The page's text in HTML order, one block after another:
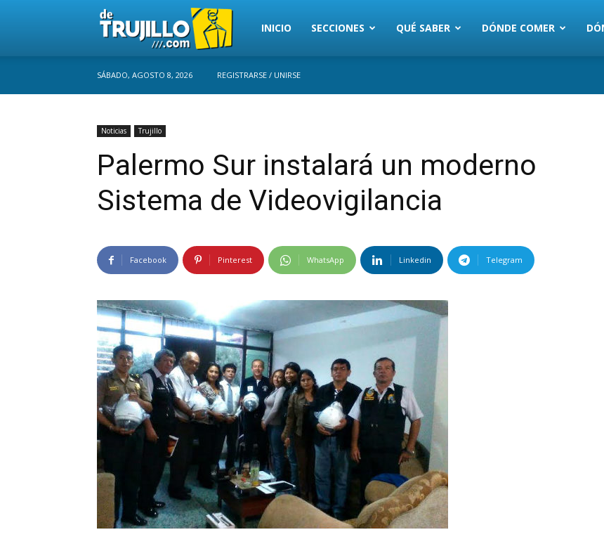
Trujillo
INICIO SECCIONES QUÉ SABER DÓNDE COMER
SÁBADO, AGOSTO 8, 2026 REGISTRARSE / UNIRSE
Noticias Trujillo
Palermo Sur instalará un moderno
Sistema de Videovigilancia
Facebook Pinterest WhatsApp Linkedin Telegram